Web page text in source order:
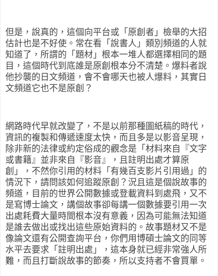
但是，說真的，這個向平台或「原創者」檢舉的大招
估計也是不好使。常在看「說書人」類別頻道的人就
知道了，所謂的「題材」根本一堆人都選擇相同的題
目，這個時代到底誰是原創根本分不清楚。爆料者說
他抄襲的日文頻道，會不會哪天也被人爆料，其實日
文頻道它也不是原創？
網路時代早就改變了，不是以前那種圖紙稿的時代，
資訊的複製和傳遞速度太快，而且多是以影音呈現，
除非新的法律或約定俗成的觀念是「材料來自『文字
或書籍』並非來自『影音』，且註明出處才算原
創」，不然你引用的材料「有幾百支影片引用過」的
情況下，請問該如何追蹤原創？況且這是個說故事的
頻道，目前的世界公開數據或登載資料到處飛，又不
是寫博士論文，講個故事卻每講一個數據要引用一次
出處耗費大量時間根本沒有意義，因為可能無法知道
是誰去做出或找出這些原始資料的。故事題材又不是
像論文還有公開查詢平台，你們用博碩士論文的同等
水平去要求「註明出處」，這本身就已經非常強人所
難，而且打斷說故事的節奏，所以支持者不會買單。